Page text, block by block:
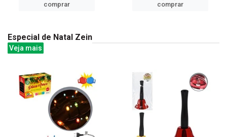
comprar
comprar
Especial de Natal Zein
Veja mais